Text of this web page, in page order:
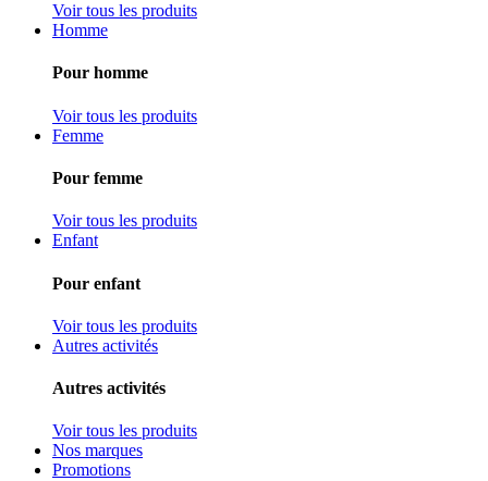
Voir tous les produits
Homme
Pour homme
Voir tous les produits
Femme
Pour femme
Voir tous les produits
Enfant
Pour enfant
Voir tous les produits
Autres activités
Autres activités
Voir tous les produits
Nos marques
Promotions